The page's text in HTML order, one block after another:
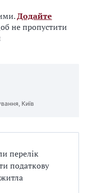
Додайте
не пропустити
Київ
перелік
податкову